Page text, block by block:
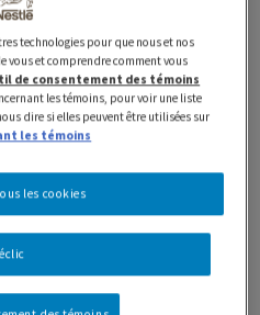
Contenants
Crème
avec des produits laitiers
de la crème glacée
technologies pour que nous et nos
vous et comprendre comment vous
de consentement des témoins
les témoins, pour voir une liste
dire si elles peuvent être utilisées sur
les témoins
les cookies